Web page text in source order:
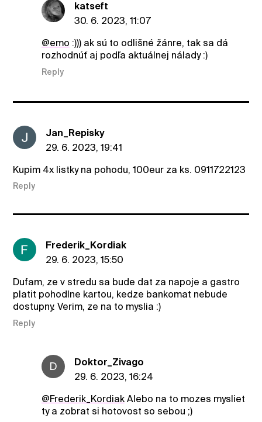
katseft
30. 6. 2023, 11:07
@emo :))) ak sú to odlišné žánre, tak sa dá
rozhodnúť aj podľa aktuálnej nálady :)
Reply
Jan_Repisky
29. 6. 2023, 19:41
Kupim 4x listky na pohodu, 100eur za ks. 0911722123
Reply
Frederik_Kordiak
29. 6. 2023, 15:50
Dufam, ze v stredu sa bude dat za napoje a gastro
platit pohodlne kartou, kedze bankomat nebude
dostupny. Verim, ze na to myslia :)
Reply
D
Doktor_Zivago
29. 6. 2023, 16:24
@Frederik_KordiakAlebo na to mozes mysliet
ty a zobrat si hotovost so sebou ;)